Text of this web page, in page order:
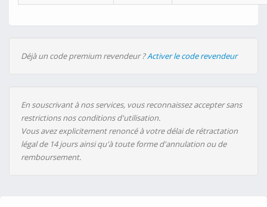
Déjà un code premium revendeur ?Activer le code revendeur
En souscrivant à nos services, vous reconnaissez accepter sans
restrictions nos conditions d'utilisation.
Vous avez explicitement renoncé à votre délai de rétractation
légal de 14 jours ainsi qu'à toute forme d'annulation ou de
remboursement.